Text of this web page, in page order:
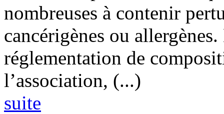
nombreuses à contenir
cancérigènes ou
réglementation de
l’association, (...)
suite